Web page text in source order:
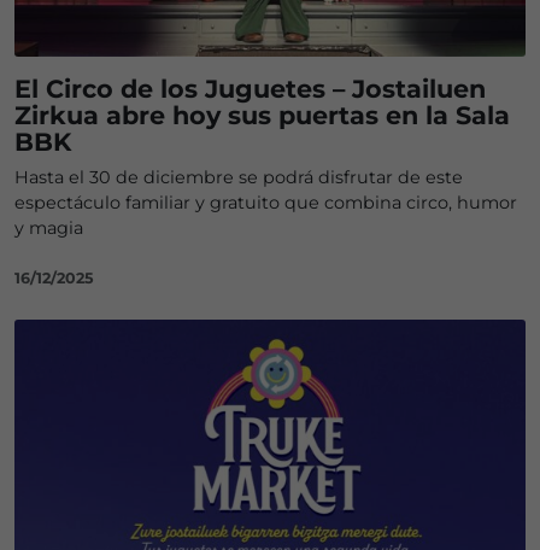
El Circo de los Juguetes – Jostailuen
Zirkua abre hoy sus puertas en la Sala
BBK
Hasta el 30 de diciembre se podrá disfrutar de este
espectáculo familiar y gratuito que combina circo, humor
y magia
16/12/2025